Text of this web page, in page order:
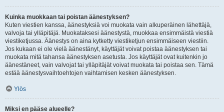
Kuinka muokkaan tai poistan äänestyksen?
Kuten viestien kanssa, äänestyksiä voi muokata vain alkuperäinen lähettäjä,
valvoja tai ylläpitäjä. Muokataksesi äänestystä, muokkaa ensimmäistä viestiä
viestiketjussa. Äänestys on aina kytketty viestiketjun ensimmäiseen viestiin.
Jos kukaan ei ole vielä äänestänyt, käyttäjät voivat poistaa äänestyksen tai
muokata mitä tahansa äänestyksen asetusta. Jos käyttäjät ovat kuitenkin jo
äänestäneet, vain valvojat tai ylläpitäjät voivat muokata tai poistaa sen. Tämä
estää äänestysvaihtoehtojen vaihtamisen kesken äänestyksen.
Ylös
Miksi en pääse alueelle?